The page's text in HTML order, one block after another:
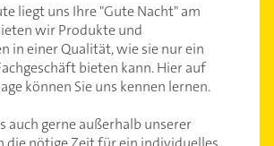
liegt uns Ihre "Gute Nacht" am
wir Produkte und
in einer Qualität, wie sie nur ein
bieten kann. Hier auf
können Sie uns kennen lernen.
auch gerne außerhalb unserer